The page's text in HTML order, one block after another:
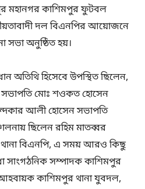
মহানগর কাশিমপুর ফুটবল
দল বিএনপির আয়োজনে
অনুষ্ঠিত হয়।
অতিথি হিসেবে উপস্থিত ছিলেন,
সভাপতি মোঃ শওকত হোসেন
আলী হোসেন সভাপতি
ছিলেন রহিম মাতব্বর
বিএনপি, এ সময় আরও কিছু
সাংগঠনিক সম্পাদক কাশিমপুর
কাশিমপুর থানা যুবদল,